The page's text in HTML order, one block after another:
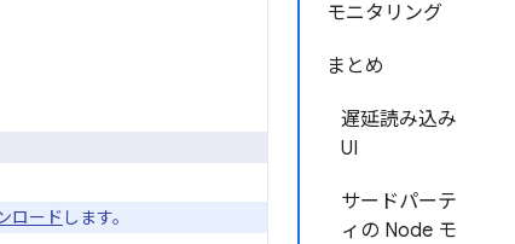
モニタリング
まとめ
遅延読み込み
UI
サードパーテ
ィの Node モ
ロード します。